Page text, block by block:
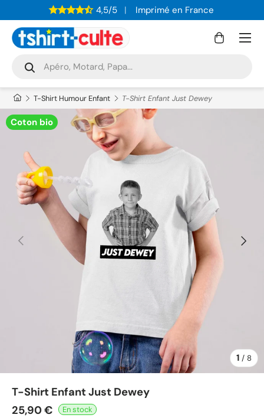
ALLER AU CONTENU
4,5/5 Imprimé en France
Recherche
Rechercher
Panier
Menu
T-Shirt Humour Enfant T-Shirt Enfant Just Dewey
Coton bio
PRÉCÉDENT
1 / de
8
T-Shirt Enfant Just Dewey
25,90 €